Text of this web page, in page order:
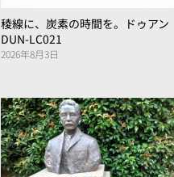
稜線に、炭素の時間を。ドゥアン
DUN-LC021
2026年8月3日